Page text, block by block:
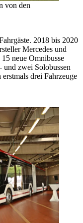
von den
2018 bis 2020
Mercedes und
neue Omnibusse
zwei Solobussen
drei Fahrzeuge